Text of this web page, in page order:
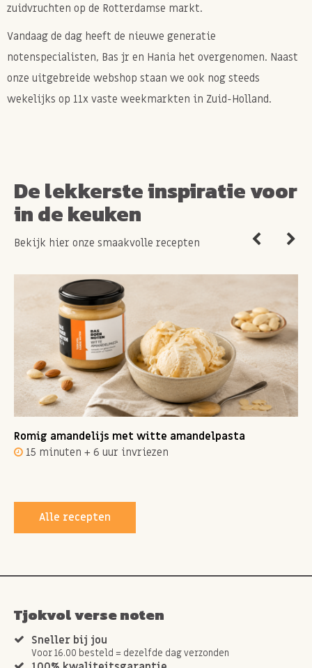
zuidvruchten op de Rotterdamse markt.
Vandaag de dag heeft de nieuwe generatie
notenspecialisten, Bas jr en Hania het overgenomen. Naast
onze uitgebreide webshop staan we ook nog steeds
wekelijks op 11x vaste weekmarkten in Zuid-Holland.
De lekkerste inspiratie voor
in de keuken
Bekijk hier onze smaakvolle recepten
Romig amandelijs met witte amandelpasta
15 minuten + 6 uur invriezen
Alle recepten
Tjokvol verse noten
Sneller bij jou
Voor 16.00 besteld = dezelfde dag verzonden